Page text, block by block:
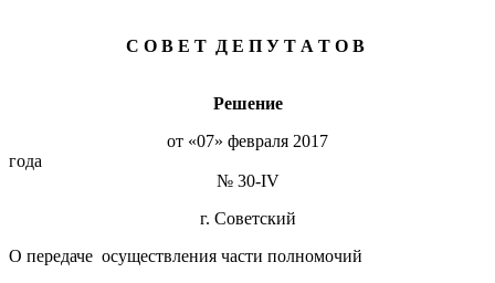
С О В Е Т Д Е П У Т А Т О В
Решение
от «07» февраля 2017
№ 30-IV
г. Советский
О передаче осуществления части полномочий